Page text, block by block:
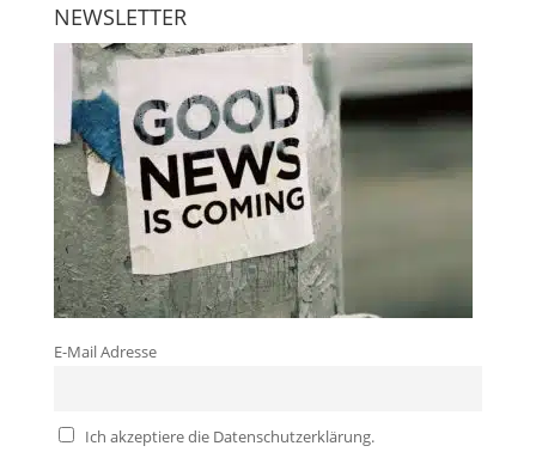
NEWSLETTER
E-Mail Adresse
Ich akzeptiere die Datenschutzerklärung.